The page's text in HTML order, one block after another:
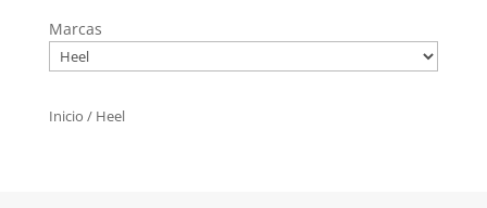
Marcas
Inicio / Heel